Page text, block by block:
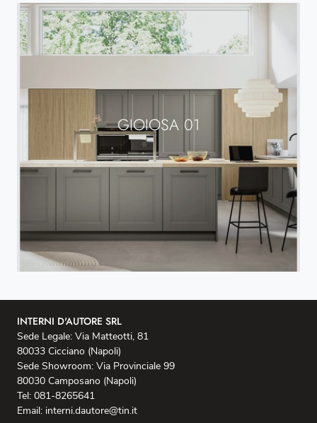
GIOIOSA 01
INTERNI D'AUTORE SRL
Sede Legale: Via Matteotti, 81
80033 Cicciano (Napoli)
Sede Showroom: Via Provinciale 99
80030 Camposano (Napoli)
Tel: 081-8265641
Email: interni.dautore@tin.it